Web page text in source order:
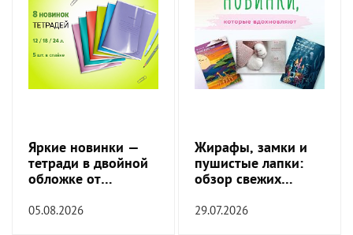
Яркие новинки —
тетради в двойной
обложке от
05.08.2026
Жирафы, замки и
пушистые лапки:
обзор свежих
29.07.2026